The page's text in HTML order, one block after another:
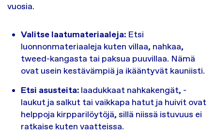
vuosia.
Valitse laatumateriaaleja:Etsi
luonnonmateriaaleja kuten villaa, nahkaa,
tweed-kangasta tai paksua puuvillaa. Nämä
ovat usein kestävämpiä ja ikääntyvät kauniisti.
Etsi asusteita:laadukkaat nahkakengät, -
laukut ja salkut tai vaikkapa hatut ja huivit ovat
helppoja kirpparilöytöjä, sillä niissä istuvuus ei
ratkaise kuten vaatteissa.